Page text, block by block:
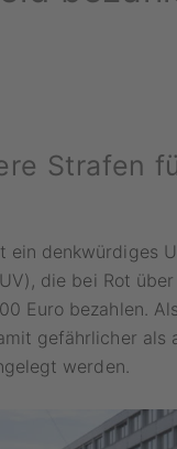
Strafen
ein denkwürdiges
die bei Rot
Euro bezahlen.
gefährlicher als
werden.